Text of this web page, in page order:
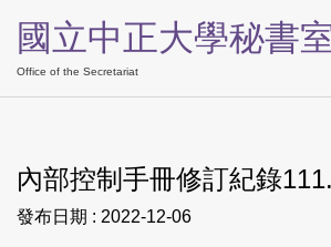
到
主
要
區
國立中正大學秘書
Office of the Secretariat
內部控制手冊修訂紀錄
發布日期 : 2022-12-06